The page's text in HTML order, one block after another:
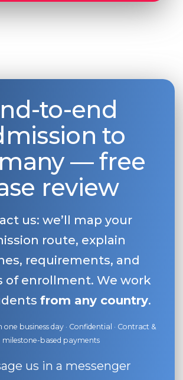
to-end
to
— free
review
us: we’ll map your
route, explain
requirements, and
of enrollment. We work
from any country.
business day · Confidential · Contract &
milestone-based payments
us in a messenger